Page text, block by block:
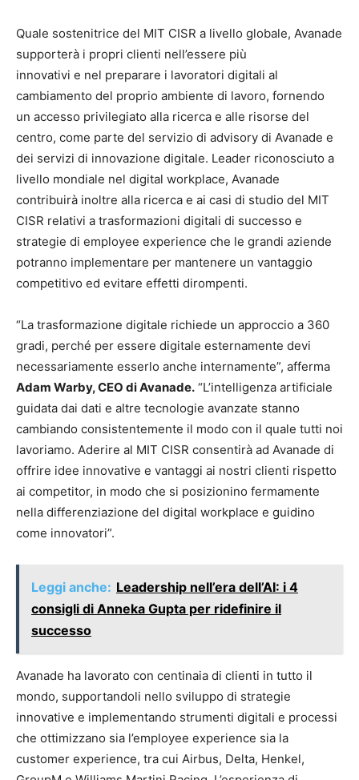
Quale sostenitrice del MIT CISR a livello globale, Avanade
supporterà i propri clienti nell’essere più
innovativi e nel preparare i lavoratori digitali al
cambiamento del proprio ambiente di lavoro, fornendo
un accesso privilegiato alla ricerca e alle risorse del
centro, come parte del servizio di advisory di Avanade e
dei servizi di innovazione digitale. Leader riconosciuto a
livello mondiale nel digital workplace, Avanade
contribuirà inoltre alla ricerca e ai casi di studio del MIT
CISR relativi a trasformazioni digitali di successo e
strategie di employee experience che le grandi aziende
potranno implementare per mantenere un vantaggio
competitivo ed evitare effetti dirompenti.
“La trasformazione digitale richiede un approccio a 360
gradi, perché per essere digitale esternamente devi
necessariamente esserlo anche internamente”, afferma
Adam Warby, CEO di Avanade. “L’intelligenza artificiale
guidata dai dati e altre tecnologie avanzate stanno
cambiando consistentemente il modo con il quale tutti noi
lavoriamo. Aderire al MIT CISR consentirà ad Avanade di
offrire idee innovative e vantaggi ai nostri clienti rispetto
ai competitor, in modo che si posizionino fermamente
nella differenziazione del digital workplace e guidino
come innovatori”.
Leggi anche: Leadership nell’era dell’AI: i 4
consigli di Anneka Gupta per ridefinire il
successo
Avanade ha lavorato con centinaia di clienti in tutto il
mondo, supportandoli nello sviluppo di strategie
innovative e implementando strumenti digitali e processi
che ottimizzano sia l’employee experience sia la
customer experience, tra cui Airbus, Delta, Henkel,